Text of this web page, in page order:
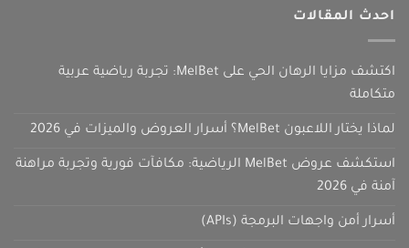
احدث المقالات
اكتشف مزايا الرهان الحي على MelBet: تجربة رياضية عربية
متكاملة
لماذا يختار اللاعبون MelBet؟ أسرار العروض والميزات في 2026
استكشف عروض MelBet الرياضية: مكافآت فورية وتجربة مراهنة
آمنة في 2026
أسرار أمن واجهات البرمجة (APIs)